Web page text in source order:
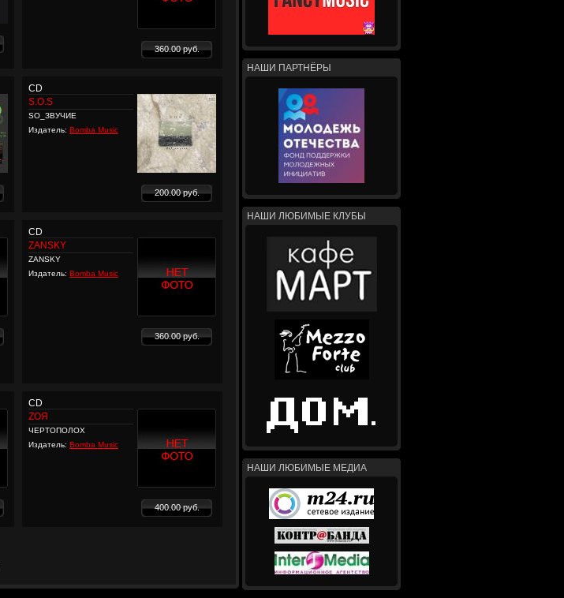
360.00 руб.
CD
S.O.S
SO_ЗВУЧИЕ
Издатель: Bomba Music
200.00 руб.
CD
ZANSKY
ZANSKY
Издатель: Bomba Music
360.00 руб.
CD
ZОЯ
ЧЕРТОПОЛОХ
Издатель: Bomba Music
400.00 руб.
НАШИ ПАРТНЁРЫ
НАШИ ЛЮБИМЫЕ КЛУБЫ
НАШИ ЛЮБИМЫЕ МЕДИА